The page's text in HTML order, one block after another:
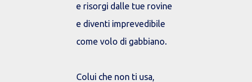
e risorgi dalle tue rovine
e diventi imprevedibile
come volo di gabbiano.
Colui che non ti usa,